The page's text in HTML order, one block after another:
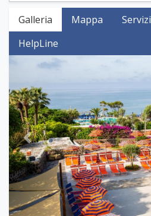
Galleria Mappa Servizi
HelpLine
Previous